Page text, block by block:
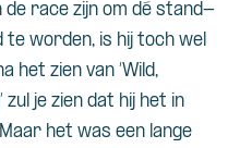
de race zijn om dé stand-
te worden, is hij toch wel
het zien van ‘Wild,
je zien dat hij het in
het was een lange